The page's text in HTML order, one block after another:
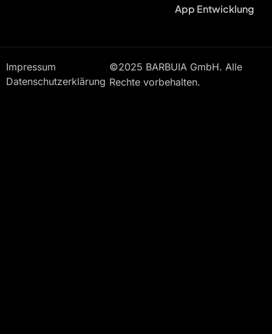
App Entwicklung
Impressum
Datenschutzerklärung
©2025 BARBUIA GmbH. Alle
Rechte vorbehalten.